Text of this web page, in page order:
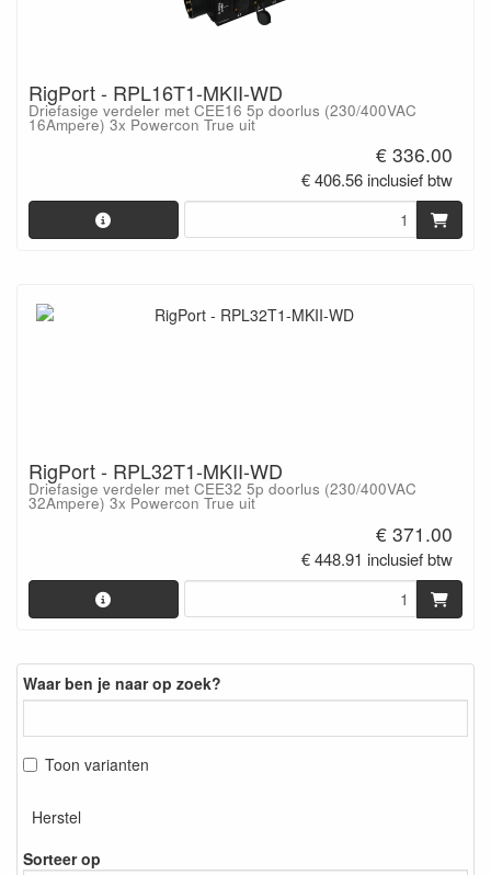
Waar ben je naar op zoek?
Toon varianten
Herstel
Sorteer op
RigPort - RPL16T1-MKII-WD
Driefasige verdeler met CEE16 5p doorlus (230/400VAC
16Ampere) 3x Powercon True uit
€ 336.00
€ 406.56 inclusief btw
RigPort - RPL32T1-MKII-WD
Driefasige verdeler met CEE32 5p doorlus (230/400VAC
32Ampere) 3x Powercon True uit
€ 371.00
€ 448.91 inclusief btw